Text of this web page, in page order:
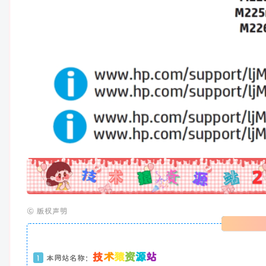
广告
© 版权声明
1 本网站名称： 技术猿资源站